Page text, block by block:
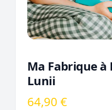
Ma Fabrique à
Lunii
64,90 €